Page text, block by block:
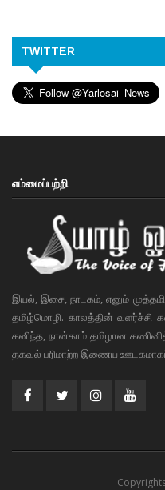
TWITTER
எம்மைப்பற்றி
இயல், இசை, நாடகம், எனும்
தமிழ்மொழி. காலத்தின் வளர்ச்சி
கனிந்த, நான்காம் தமிழான
தகவல் பரிமாற்ற இணைய ஊடகமாகப்